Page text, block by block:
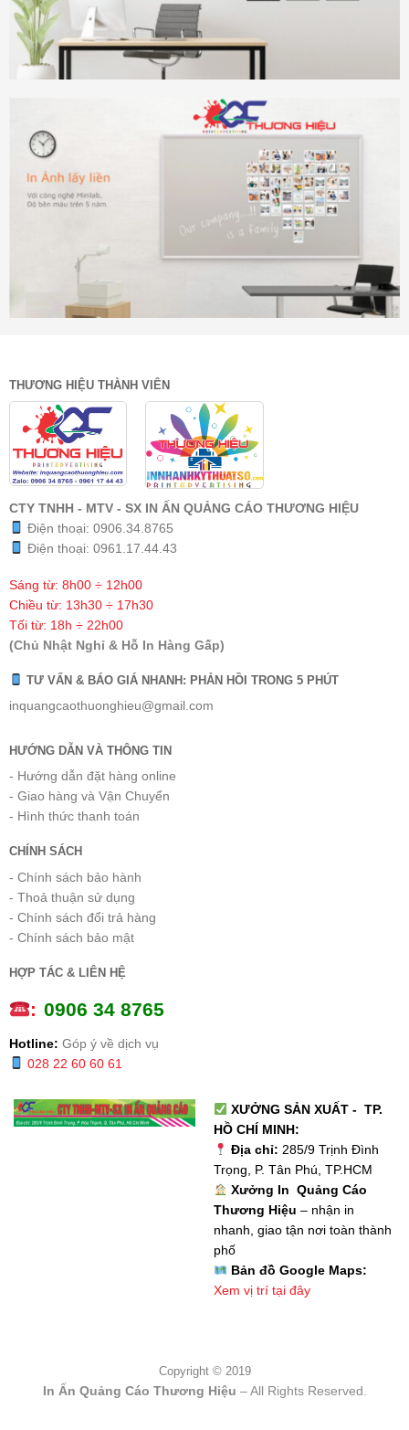
THƯƠNG HIỆU THÀNH VIÊN
CTY TNHH - MTV - SX IN ẤN QUẢNG CÁO THƯƠNG HIỆU
Điện thoại: 0906.34.8765
Điện thoại: 0961.17.44.43
Sáng từ: 8h00 ÷ 12h00
Chiều từ: 13h30 ÷ 17h30
Tối từ: 18h ÷ 22h00
(Chủ Nhật Nghỉ & Hỗ In Hàng Gấp)
TƯ VẤN & BÁO GIÁ NHANH: PHẢN HỒI TRONG 5 PHÚT
inquangcaothuonghieu@gmail.com
HƯỚNG DẪN VÀ THÔNG TIN
- Hướng dẫn đặt hàng online
- Giao hàng và Vận Chuyển
- Hình thức thanh toán
CHÍNH SÁCH
- Chính sách bảo hành
- Thoả thuận sử dụng
- Chính sách đổi trả hàng
- Chính sách bảo mật
HỢP TÁC & LIÊN HỆ
: 0906 34 8765
Hotline: Góp ý về dịch vụ
028 22 60 60 61
XƯỞNG SẢN XUẤT - TP.
HỒ CHÍ MINH:
Địa chỉ: 285/9 Trịnh Đình
Trọng, P. Tân Phú, TP.HCM
Xưởng In Quảng Cáo
Thương Hiệu – nhận in
nhanh, giao tận nơi toàn thành
phố
Bản đồ Google Maps:
Xem vị trí tại đây
Copyright © 2019
In Ấn Quảng Cáo Thương Hiệu – All Rights Reserved.